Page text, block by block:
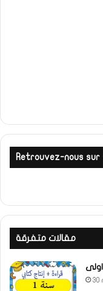
Retrouvez-nous sur
مقالات متفرقة
30